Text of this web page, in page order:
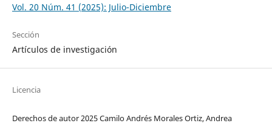
Vol. 20 Núm. 41 (2025): Julio-Diciembre
Sección
Artículos de investigación
Licencia
Derechos de autor 2025 Camilo Andrés Morales Ortiz, Andrea